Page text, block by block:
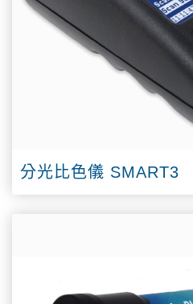
分光比色儀 SMART3